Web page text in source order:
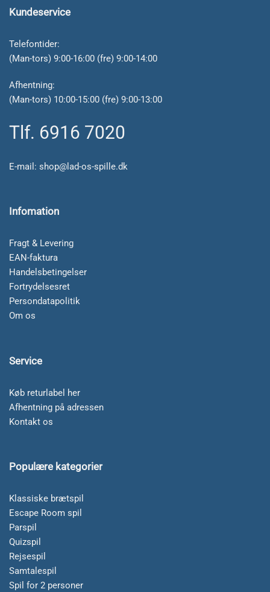
Kundeservice
Telefontider:
(Man-tors) 9:00-16:00 (fre) 9:00-14:00
Afhentning:
(Man-tors) 10:00-15:00 (fre) 9:00-13:00
Tlf. 6916 7020
E-mail: shop@lad-os-spille.dk
Infomation
Fragt & Levering
EAN-faktura
Handelsbetingelser
Fortrydelsesret
Persondatapolitik
Om os
Service
Køb returlabel her
Afhentning på adressen
Kontakt os
Populære kategorier
Klassiske brætspil
Escape Room spil
Parspil
Quizspil
Rejsespil
Samtalespil
Spil for 2 personer